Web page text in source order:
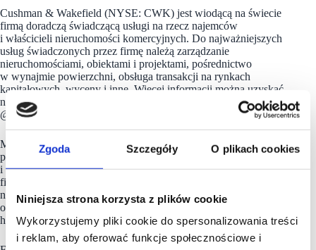
Zgoda Szczegóły O plikach cookies
Niniejsza strona korzysta z plików cookie
Wykorzystujemy pliki cookie do spersonalizowania treści
i reklam, aby oferować funkcje społecznościowe i
Cushman & Wakefield (NYSE: CWK) jest wiodącą na świecie
firmą doradczą świadczącą usługi na rzecz najemców
i właścicieli nieruchomości komercyjnych. Do najważniejszych
usług świadczonych przez firmę należą zarządzanie
nieruchomościami, obiektami i projektami, pośrednictwo
w wynajmie powierzchni, obsługa transakcji na rynkach
kapitałowych, wyceny i inne. Więcej informacji można uzyskać
na stronie: www.cushmanwakefield.com lub na Twitterze:
@CushWake.
Mallson Polska jest firmą konsultingową oferującą
profesjonalne usługi na każdym etapie powstawania
i funkcjonowania nieruchomości komercyjnych. Działalność
firmy obejmuje kompleksowe doradztwo na rynku
nieruchomości handlowych, w szczególności ocenę potencjału
oraz rentowności projektów, komercjalizację centrów i parków
handlowych, jak również obsługę ich sprzedaży.